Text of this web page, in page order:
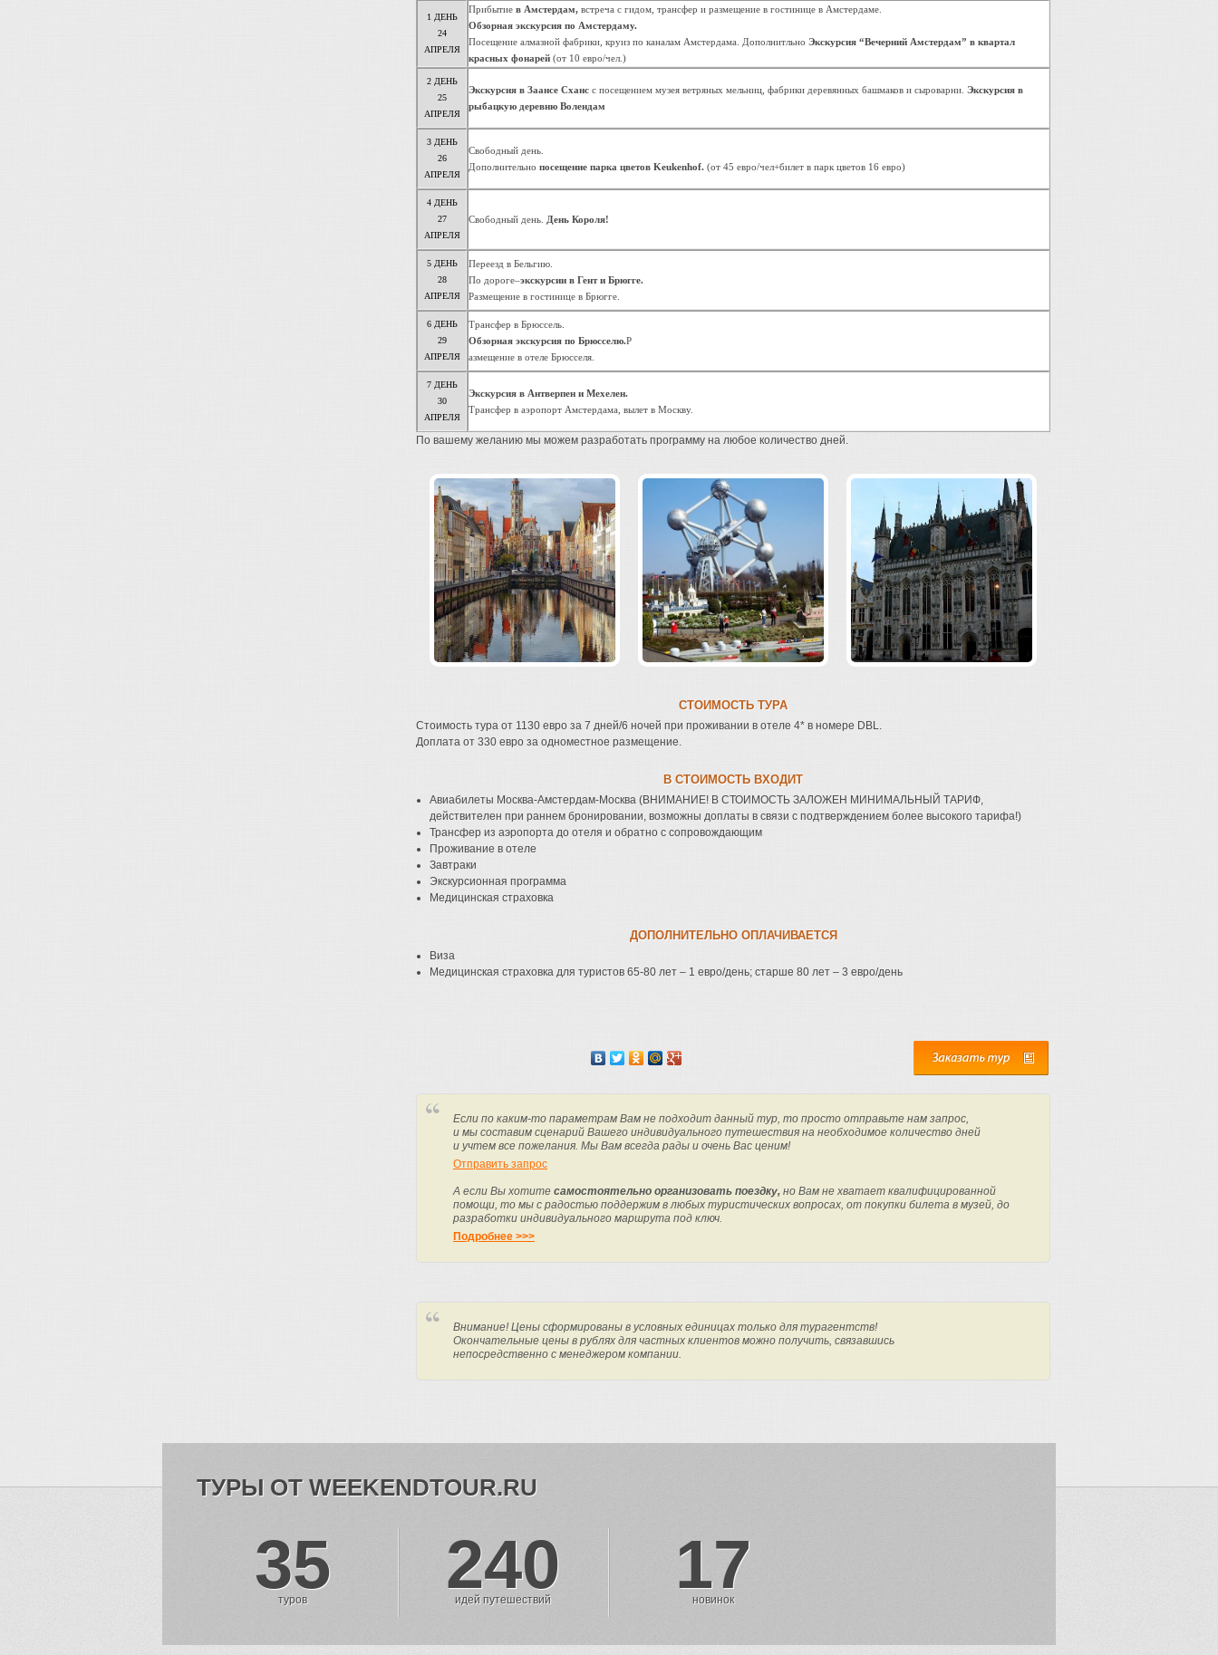
1 ДЕНЬ
24
АПРЕЛЯ
Прибытие в Амстердам, встреча с гидом, трансфер и размещение в гостинице в Амстердаме.
Обзорная экскурсия по Амстердаму.
Посещение алмазной фабрики, круиз по каналам Амстердама. Дополнитльно Экскурсия “Вечерний Амстердам” в квартал
красных фонарей (от 10 евро/чел.)
2 ДЕНЬ
25
АПРЕЛЯ
Экскурсия в Заансе Сханс с посещением музея ветряных мельниц, фабрики деревянных башмаков и сыроварни. Экскурсия в
рыбацкую деревню Волендам
3 ДЕНЬ
26
АПРЕЛЯ
Свободный день.
Дополнительно посещение парка цветов Keukenhof. (от 45 евро/чел+билет в парк цветов 16 евро)
4 ДЕНЬ
27
АПРЕЛЯ
Свободный день. День Короля!
5 ДЕНЬ
28
АПРЕЛЯ
Переезд в Бельгию.
По дороге–экскурсии в Гент и Брюгге.
Размещение в гостинице в Брюгге.
6 ДЕНЬ
29
АПРЕЛЯ
Трансфер в Брюссель.
Обзорная экскурсия по Брюсселю.Р
азмещение в отеле Брюсселя.
7 ДЕНЬ
30
АПРЕЛЯ
Экскурсия в Антверпен и Мехелен.
Трансфер в аэропорт Амстердама, вылет в Москву.
По вашему желанию мы можем разработать программу на любое количество дней.
СТОИМОСТЬ ТУРА
Стоимость тура от 1130 евро за 7 дней/6 ночей при проживании в отеле 4* в номере DBL.
Доплата от 330 евро за одноместное размещение.
В СТОИМОСТЬ ВХОДИТ
Авиабилеты Москва-Амстердам-Москва (ВНИМАНИЕ! В СТОИМОСТЬ ЗАЛОЖЕН МИНИМАЛЬНЫЙ ТАРИФ,
действителен при раннем бронировании, возможны доплаты в связи с подтверждением более высокого тарифа!)
Трансфер из аэропорта до отеля и обратно с сопровождающим
Проживание в отеле
Завтраки
Экскурсионная программа
Медицинская страховка
ДОПОЛНИТЕЛЬНО ОПЛАЧИВАЕТСЯ
Виза
Медицинская страховка для туристов 65-80 лет – 1 евро/день; старше 80 лет – 3 евро/день
Если по каким-то параметрам Вам не подходит данный тур, то просто отправьте нам запрос,
и мы составим сценарий Вашего индивидуального путешествия на необходимое количество дней
и учтем все пожелания. Мы Вам всегда рады и очень Вас ценим!
Отправить запрос
А если Вы хотите самостоятельно организовать поездку, но Вам не хватает квалифицированной
помощи, то мы с радостью поддержим в любых туристических вопросах, от покупки билета в музей, до
разработки индивидуального маршрута под ключ.
Подробнее >>>
Внимание! Цены сформированы в условных единицах только для турагентств!
Окончательные цены в рублях для частных клиентов можно получить, связавшись
непосредственно с менеджером компании.
ТУРЫ ОТ WEEKENDTOUR.RU
35
туров 240
идей путешествий 17
новинок